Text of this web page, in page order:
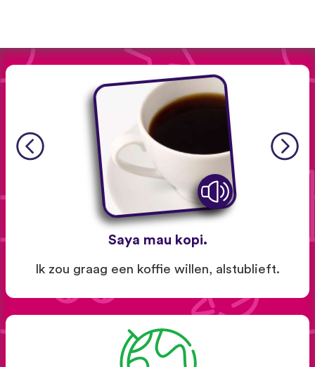
Saya mau kopi.
Ik zou graag een koffie willen, alstublieft.